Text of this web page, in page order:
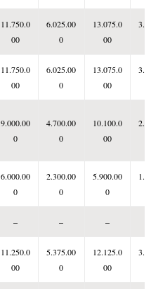
11.750.0
00
6.025.00
0
13.075.0
00
11.750.0
00
6.025.00
0
13.075.0
00
9.000.00
0
4.700.00
0
10.100.0
00
6.000.00
0
2.300.00
0
5.900.00
0
– – –
11.250.0
00
5.375.00
0
12.125.0
00